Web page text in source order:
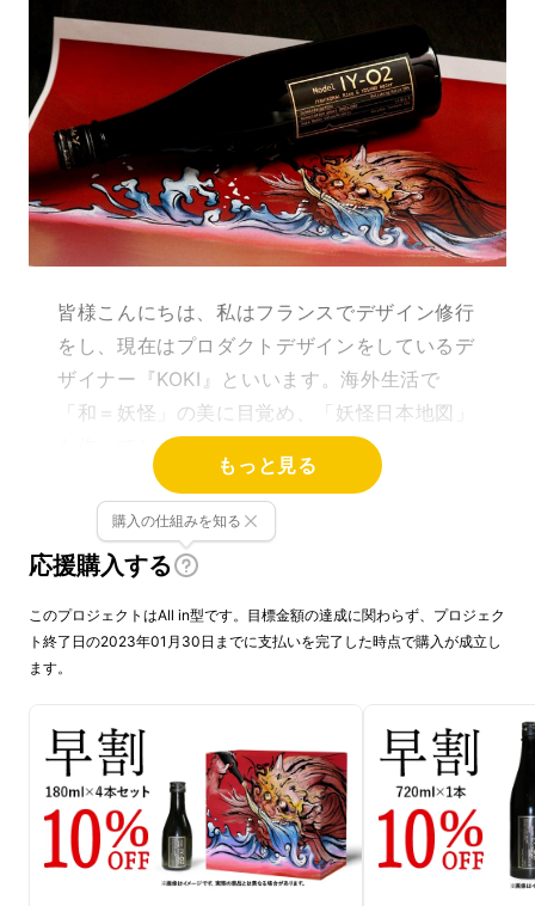
皆様こんにちは、私はフランスでデザイン修行
をし、現在はプロダクトデザインをしているデ
ザイナー『KOKI』といいます。海外生活で
「和＝妖怪」の美に目覚め、「妖怪日本地図」
も作ってしまうほど好きです。
もっと見る
応援購入する
購入の仕組みを知る
このプロジェクトはAll in型です。目標金額の達成に関わらず、プロジェク
ト終了日の2023年01月30日までに支払いを完了した時点で購入が成立し
ます。